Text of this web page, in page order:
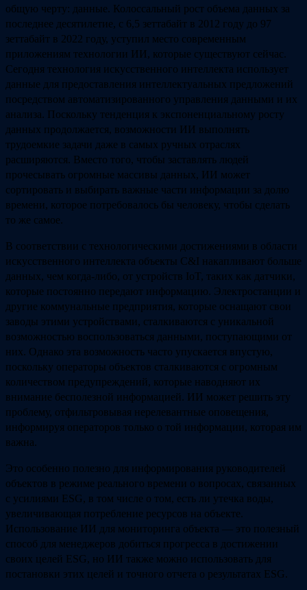
общую черту: данные. Колоссальный рост объема данных за
последнее десятилетие, с 6,5 зеттабайт в 2012 году до 97
зеттабайт в 2022 году, уступил место современным
приложениям технологии ИИ, которые существуют сейчас.
Сегодня технология искусственного интеллекта использует
данные для предоставления интеллектуальных предложений
посредством автоматизированного управления данными и их
анализа. Поскольку тенденция к экспоненциальному росту
данных продолжается, возможности ИИ выполнять
трудоемкие задачи даже в самых ручных отраслях
расширяются. Вместо того, чтобы заставлять людей
прочесывать огромные массивы данных, ИИ может
сортировать и выбирать важные части информации за долю
времени, которое потребовалось бы человеку, чтобы сделать
то же самое.
В соответствии с технологическими достижениями в области
искусственного интеллекта объекты C&I накапливают больше
данных, чем когда-либо, от устройств IoT, таких как датчики,
которые постоянно передают информацию. Электростанции и
другие коммунальные предприятия, которые оснащают свои
заводы этими устройствами, сталкиваются с уникальной
возможностью воспользоваться данными, поступающими от
них. Однако эта возможность часто упускается впустую,
поскольку операторы объектов сталкиваются с огромным
количеством предупреждений, которые наводняют их
внимание бесполезной информацией. ИИ может решить эту
проблему, отфильтровывая нерелевантные оповещения,
информируя операторов только о той информации, которая им
важна.
Это особенно полезно для информирования руководителей
объектов в режиме реального времени о вопросах, связанных
с усилиями ESG, в том числе о том, есть ли утечка воды,
увеличивающая потребление ресурсов на объекте.
Использование ИИ для мониторинга объекта — это полезный
способ для менеджеров добиться прогресса в достижении
своих целей ESG, но ИИ также можно использовать для
постановки этих целей и точного отчета о результатах ESG.